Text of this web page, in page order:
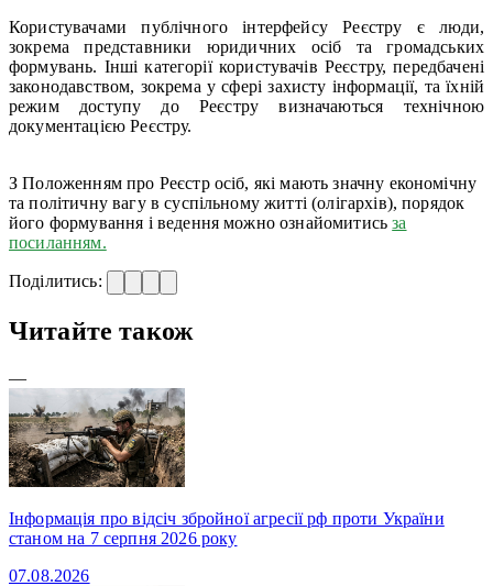
Користувачами публічного інтерфейсу Реєстру є люди,
зокрема представники юридичних осіб та громадських
формувань. Інші категорії користувачів Реєстру, передбачені
законодавством, зокрема у сфері захисту інформації, та їхній
режим доступу до Реєстру визначаються технічною
документацією Реєстру.
З Положенням про Реєстр осіб, які мають значну економічну
та політичну вагу в суспільному житті (олігархів), порядок
його формування і ведення можно ознайомитисьза
посиланням.
Поділитись:
Читайте також
—
Інформація про відсіч збройної агресії рф проти України
станом на 7 серпня 2026 року
07.08.2026